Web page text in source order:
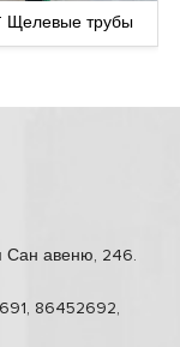
Щелевые трубы
Сан авеню, 246.
86452692,